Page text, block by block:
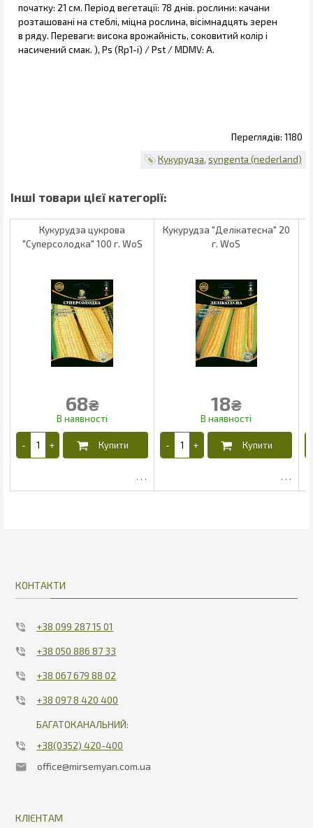
початку: 21 см. Період вегетації: 78 днів. рослини: качани
розташовані на стеблі, міцна рослина, вісімнадцять зерен
в ряду. Переваги: ​​висока врожайність, соковитий колір і
насичений смак. ), Ps (Rp1-i) / Pst / MDMV: A.
1180
Кукурудза syngenta (nederland)
Кукурудза цукрова
"Суперсолодка" 100 г. WoS
68₴
Кукурудза "Делікатесна" 20
г. WoS
18₴
КОНТАКТИ
+38 099 287 15 01
+38 050 886 87 33
+38 067 679 88 02
+38 097 8 420 400
БАГАТОКАНАЛЬНИЙ:
+38(0352) 420-400
office@mirsemyan.com.ua
КЛІЄНТАМ